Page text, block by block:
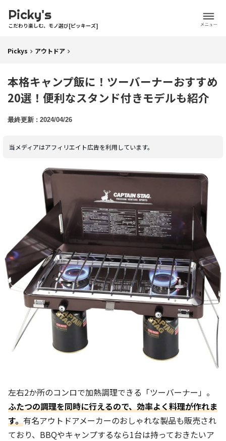
Picky's
こだわり楽しむ、モノ選び[ピッキーズ]
Pickys アウトドア
本格キャンプ飯に！ツーバーナーおすすめ
20選！便利なスタンド付きモデルも紹介
2024/04/26
当メディアはアフィリエイト広告を利用しています。
左右2か所のコンロで加熱調理できる「ツーバーナー」。
ふたつの調理を同時に行えるので、効率よく料理が作れま
す。有名アウトドアメーカーのおしゃれな製品も販売され
ており、BBQやキャンプするなら1台は持っておきたいア